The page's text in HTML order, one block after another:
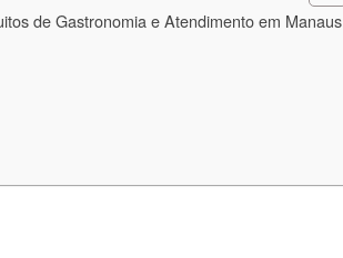
de Gastronomia e Atendimento em Manaus